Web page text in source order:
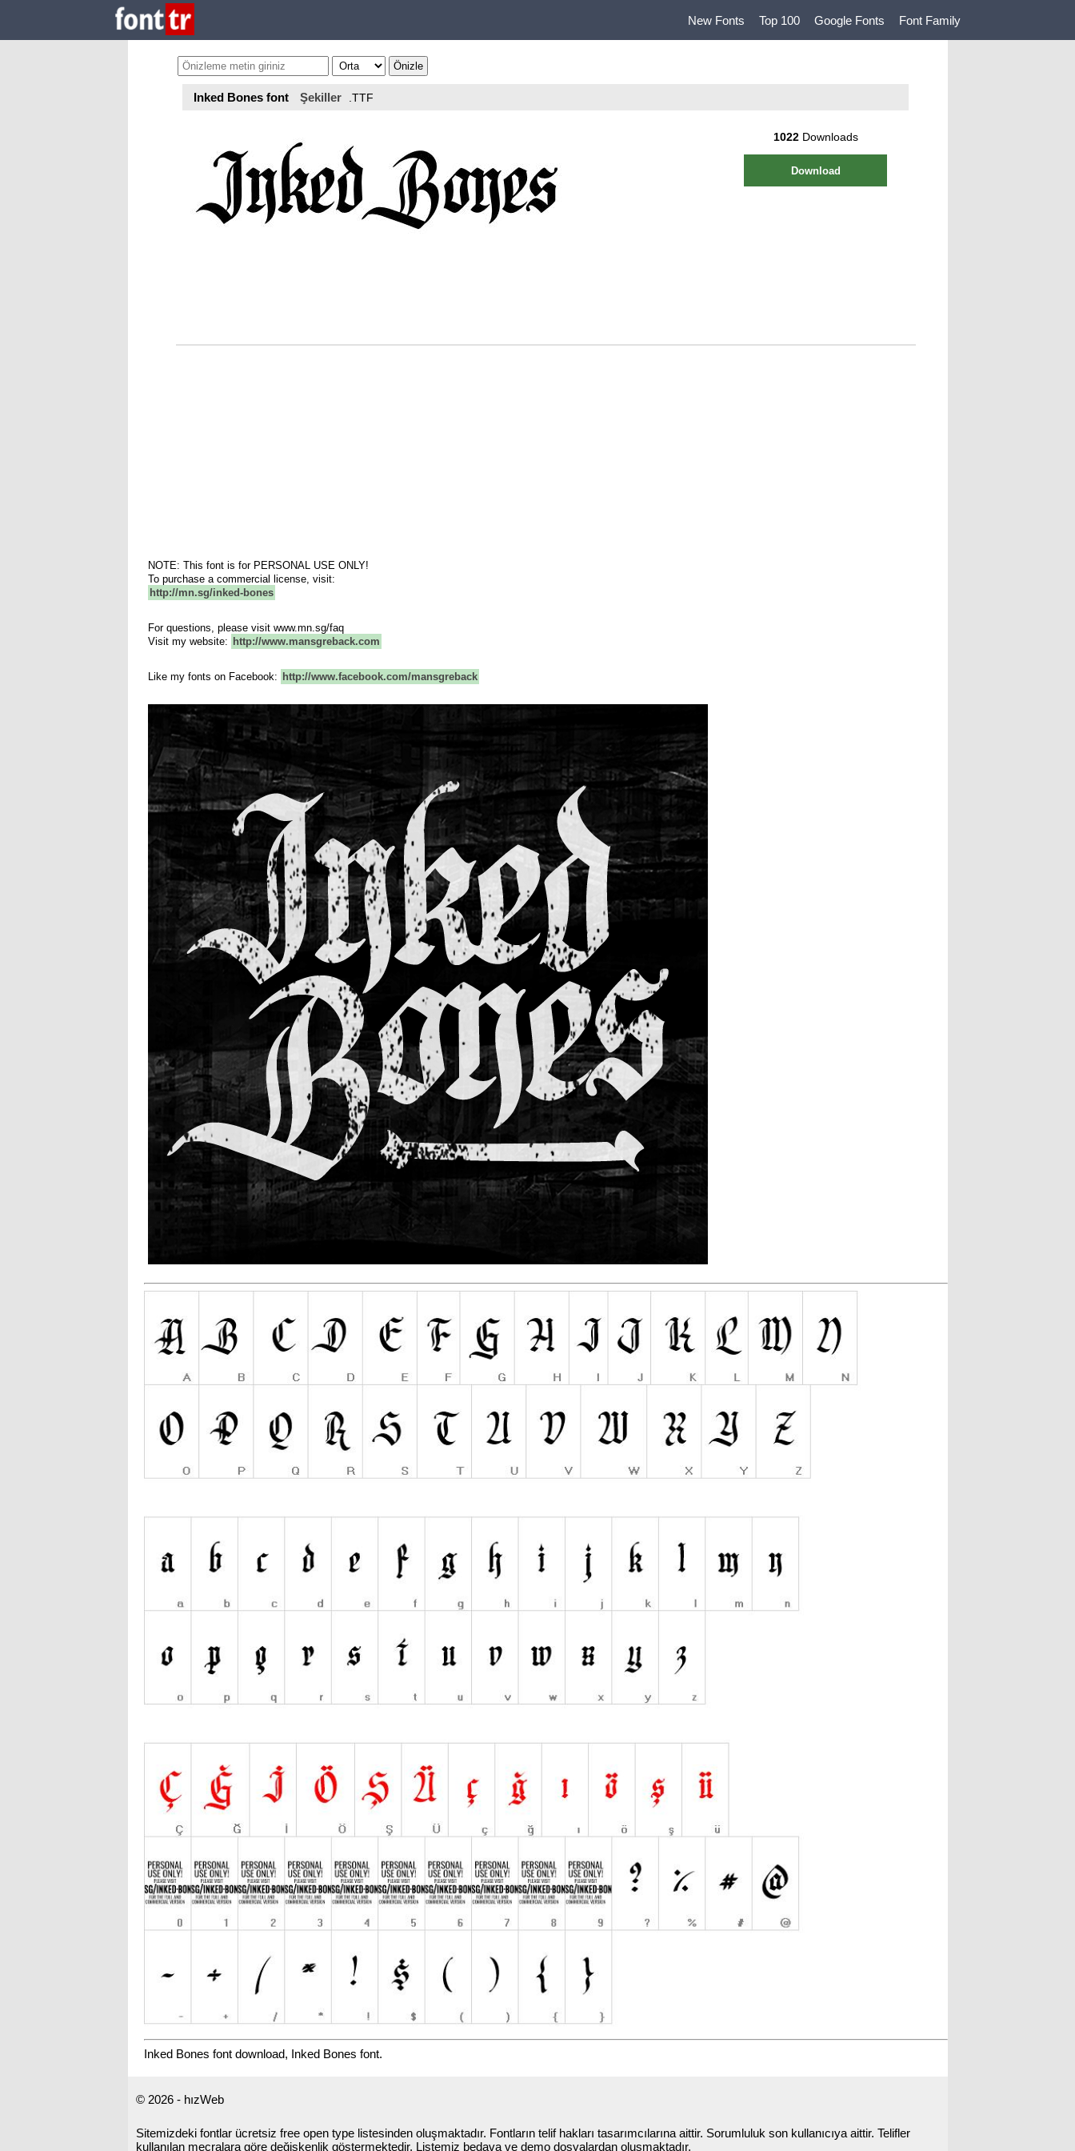
New Fonts Top 100 Google Fonts Font Family
Inked Bones font Şekiller .TTF
1022Downloads
Download
NOTE: This font is for PERSONAL USE ONLY!
To purchase a commercial license, visit:
http://mn.sg/inked-bones
For questions, please visit www.mn.sg/faq
Visit my website: http://www.mansgreback.com
Like my fonts on Facebook: http://www.facebook.com/mansgreback
Inked Bones font download, Inked Bones font.
© 2026 - hızWeb
Sitemizdeki fontlar ücretsiz free open type listesinden oluşmaktadır. Fontların telif hakları tasarımcılarına aittir. Sorumluluk son kullanıcıya aittir. Telifler
kullanılan mecralara göre değişkenlik göstermektedir. Listemiz bedava ve demo dosyalardan oluşmaktadır.